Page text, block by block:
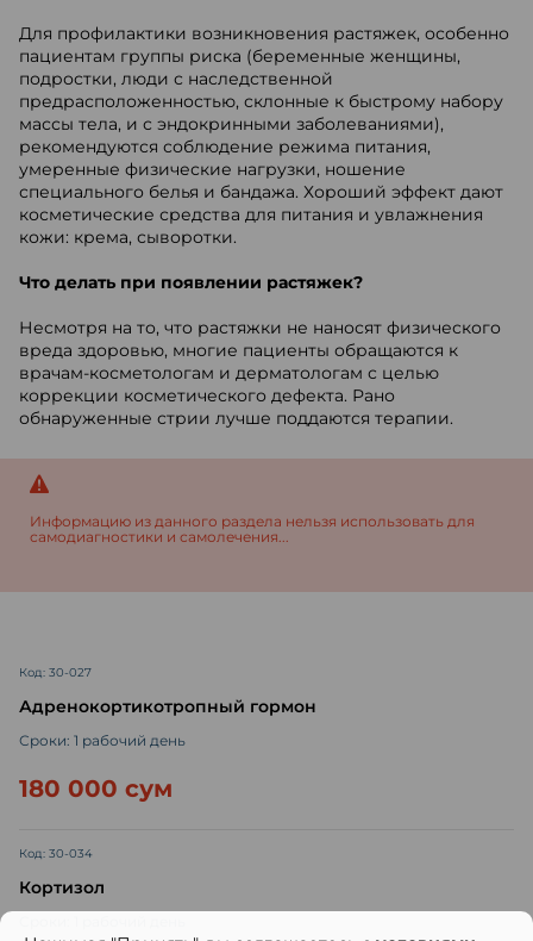
Для профилактики возникновения растяжек, особенно
пациентам группы риска (беременные женщины,
подростки, люди с наследственной
предрасположенностью, склонные к быстрому набору
массы тела, и с эндокринными заболеваниями),
рекомендуются соблюдение режима питания,
умеренные физические нагрузки, ношение
специального белья и бандажа. Хороший эффект дают
косметические средства для питания и увлажнения
кожи: крема, сыворотки.
Что делать при появлении растяжек?
Несмотря на то, что растяжки не наносят физического
вреда здоровью, многие пациенты обращаются к
врачам-косметологам и дерматологам с целью
коррекции косметического дефекта. Рано
обнаруженные стрии лучше поддаются терапии.
Информацию из данного раздела нельзя использовать для
самодиагностики и самолечения...
Код: 30-027
Адренокортикотропный гормон
Сроки: 1 рабочий день
180 000 сум
Код: 30-034
Кортизол